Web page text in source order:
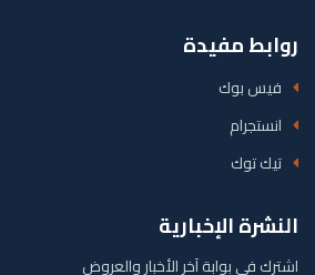
روابط مفيدة
فيس بوك
انستجرام
تيك توك
النشرة الإخبارية
اشترك في بوابة آخر الأخبار والعروض